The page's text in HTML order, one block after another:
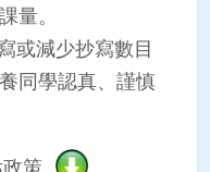
量。
或減少抄寫數目
同學認真、謹慎
策